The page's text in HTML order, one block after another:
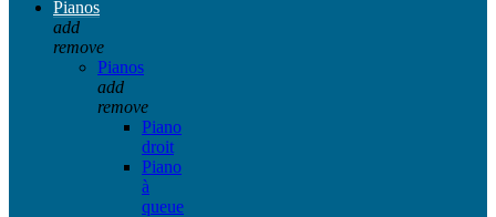
Pianos
add
remove
Pianos
add
remove
Piano
droit
Piano
à
queue